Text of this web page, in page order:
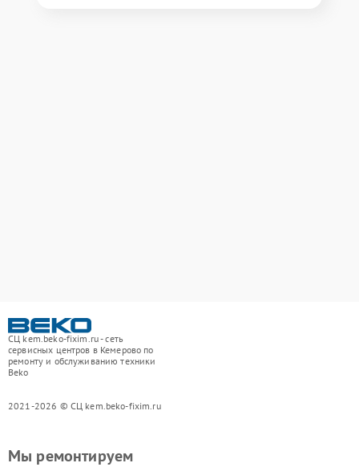
СЦ kem.beko-fixim.ru - сеть
сервисных центров в Кемерово по
ремонту и обслуживанию техники
Beko
2021-2026 © СЦ kem.beko-fixim.ru
Мы ремонтируем